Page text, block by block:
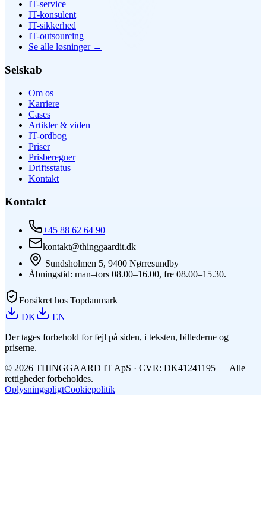
IT-service
IT-konsulent
IT-sikkerhed
IT-outsourcing
Se alle løsninger→
Selskab
Om os
Karriere
Cases
Artikler & viden
IT-ordbog
Priser
Prisberegner
Driftsstatus
Kontakt
Kontakt
+45 88 62 64 90
kontakt@thinggaardit.dk
Sundsholmen 5, 9400 Nørresundby
Åbningstid: man–tors 08.00–16.00, fre 08.00–15.30.
Forsikret hos Topdanmark
DK
EN
Der tages forbehold for fejl på siden, i teksten, billederne og
priserne.
© 2026 THINGGAARD IT ApS · CVR: DK41241195 — Alle
rettigheder forbeholdes.
OplysningspligtCookiepolitik